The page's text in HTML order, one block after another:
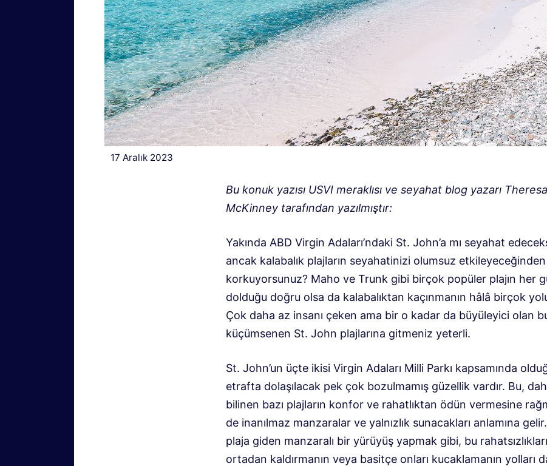
17 Aralık 2023
Bu konuk yazısı USVI meraklısı ve seyahat blog yazarı Theresa
McKinney tarafından yazılmıştır:
Yakında ABD Virgin Adaları’ndaki St. John’a mı seyahat
ancak kalabalık plajların seyahatinizi olumsuz
korkuyorsunuz? Maho ve Trunk gibi birçok popüler plajın her
dolduğu doğru olsa da kalabalıktan kaçınmanın hâlâ birçok
Çok daha az insanı çeken ama bir o kadar da büyüleyici olan
küçümsenen St. John plajlarına gitmeniz yeterli.
St. John’un üçte ikisi Virgin Adaları Milli Parkı kapsamında
etrafta dolaşılacak pek çok bozulmamış güzellik vardır. Bu,
bilinen bazı plajların konfor ve rahatlıktan ödün vermesine
de inanılmaz manzaralar ve yalnızlık sunacakları anlamına
plaja giden manzaralı bir yürüyüş yapmak gibi, bu rahatsızlıkları
ortadan kaldırmanın veya basitçe onları kucaklamanın yolları